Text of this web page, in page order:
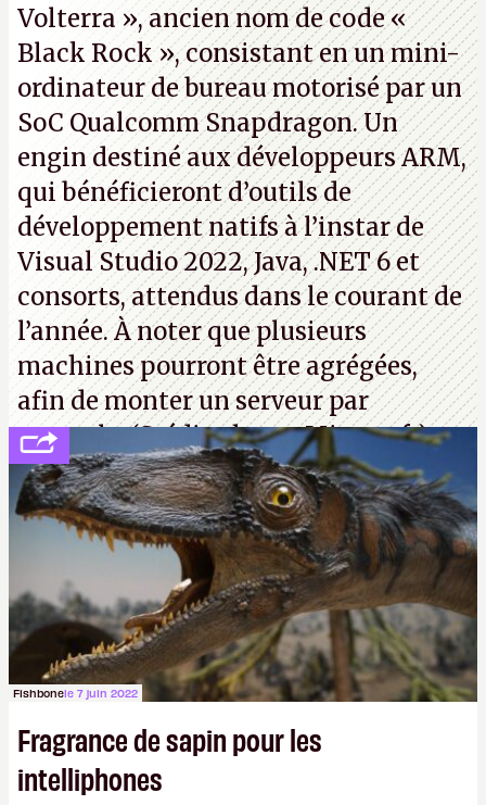
Volterra », ancien nom de code «
Black Rock », consistant en un mini-
ordinateur de bureau motorisé par un
SoC Qualcomm Snapdragon. Un
engin destiné aux développeurs ARM,
qui bénéficieront d’outils de
développement natifs à l’instar de
Visual Studio 2022, Java, .NET 6 et
consorts, attendus dans le courant de
l’année. À noter que plusieurs
machines pourront être agrégées,
afin de monter un serveur par
exemple. (Crédit photo : Microsoft)
Fishbonele 7 juin 2022
Fragrance de sapin pour les
intelliphones